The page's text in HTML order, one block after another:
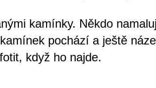
kamínky. Někdo
pochází a ještě
it, když ho najde.